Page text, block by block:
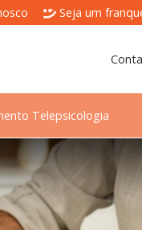
Seja um
Telepsicologia